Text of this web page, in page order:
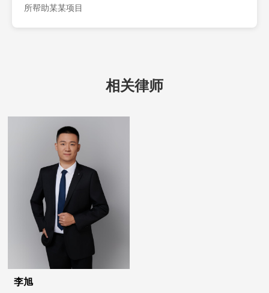
所帮助某某项目
相关律师
业务领域：
从事民商事纠纷、股权投资、公司法律
李旭